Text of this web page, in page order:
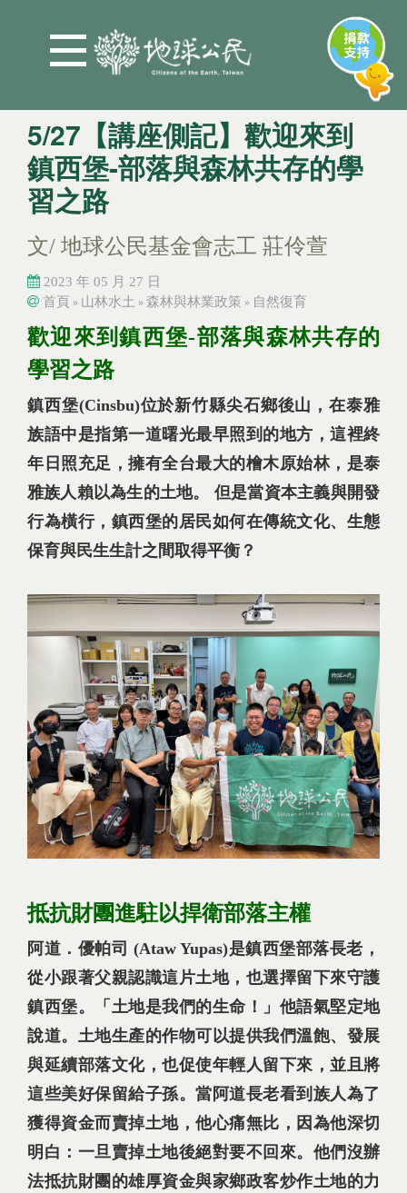
5/27【講座側記】歡迎來到
鎮西堡-部落與森林共存的學
習之路
文/ 地球公民基金會志工 莊伶萱
2023 年 05 月 27 日
您在這裡
首頁 » 山林水土 » 森林與林業政策 » 自然復育
您在這裡
歡迎來到鎮西堡-部落與森林共存的
學習之路
鎮西堡(Cinsbu)位於新竹縣尖石鄉後山，在泰雅
族語中是指第一道曙光最早照到的地方，這裡終
年日照充足，擁有全台最大的檜木原始林，是泰
雅族人賴以為生的土地。 但是當資本主義與開發
行為橫行，鎮西堡的居民如何在傳統文化、生態
保育與民生生計之間取得平衡？
抵抗財團進駐以捍衛部落主權
阿道．優帕司 (Ataw Yupas)是鎮西堡部落長老，
從小跟著父親認識這片土地，也選擇留下來守護
鎮西堡。「土地是我們的生命！」他語氣堅定地
說道。土地生產的作物可以提供我們溫飽、發展
與延續部落文化，也促使年輕人留下來，並且將
這些美好保留給子孫。當阿道長老看到族人為了
獲得資金而賣掉土地，他心痛無比，因為他深切
明白：一旦賣掉土地後絕對要不回來。他們沒辦
法抵抗財團的雄厚資金與家鄉政客炒作土地的力